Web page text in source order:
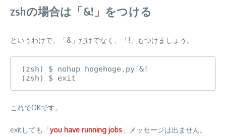
zshの場合は「&!」をつける
というわけで、「&」だけでなく、「!」もつけましょう。
(zsh) $ nohup hogehoge.py &!
(zsh) $ exit
これでOKです。
exitしても「you have running jobs 」メッセージは出ません。